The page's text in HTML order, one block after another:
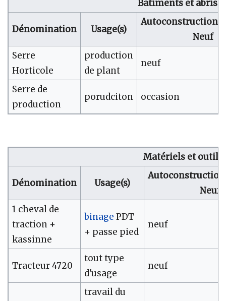
Batiments et abris
Dénomination Usage(s)
Autoconstruction/
Neuf
Serre
Horticole
production
de plant
neuf
Serre de
production
porudciton occasion
Matériels et outils
Dénomination Usage(s)
Neuf
1 cheval de
traction +
kassinne
binage PDT
+ passe pied
neuf
Tracteur 4720
tout type
d'usage
neuf
travail du